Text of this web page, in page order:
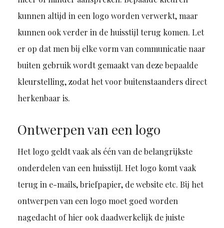
kunnen altijd in een logo worden verwerkt, maar
kunnen ook verder in de huisstijl terug komen. Let
er op dat men bij elke vorm van communicatie naar
buiten gebruik wordt gemaakt van deze bepaalde
kleurstelling, zodat het voor buitenstaanders direct
herkenbaar is.
Ontwerpen van een logo
Het logo geldt vaak als één van de belangrijkste
onderdelen van een huisstijl. Het logo komt vaak
terug in e-mails, briefpapier, de website etc. Bij het
ontwerpen van een logo moet goed worden
nagedacht of hier ook daadwerkelijk de juiste